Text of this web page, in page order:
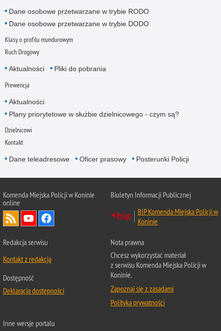
Dane osobowe przetwarzane w trybie RODO
Dane osobowe przetwarzane w trybie DODO
Klasy o profilu mundurowym
Ruch Drogowy
Aktualności Pliki do pobrania
Prewencja
Aktualności
Plany priorytetowe w służbie dzielnicowego - czym są?
Dzielnicowi
Kontakt
Dane teleadresowe Oficer prasowy Posterunki Policji
Komenda Miejska Policji w Koninie
online
Biuletyn Informacji Publicznej
BIP Komenda Miejska Policji w
Koninie
Redakcja serwisu
Kontakt z redakcją
Dostępność
Deklaracja dostępności
Nota prawna
Chcesz wykorzystać materiał
z serwisu Komenda Miejska Policji w
Koninie.
Zapoznaj się z zasadami
Polityka prywatności
Inne wersje portalu